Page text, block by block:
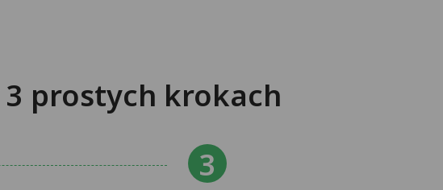
3 prostych krokach